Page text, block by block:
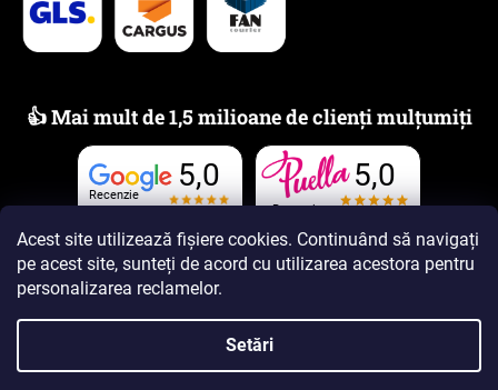
Acest site utilizează fișiere cookies. Continuând să navigați
pe acest site, sunteți de acord cu utilizarea acestora pentru
personalizarea reclamelor.
Setări
👍 Mai mult de 1,5 milioane de clienți mulțumiți
Recenzie
5,0
Recenzie
5,0